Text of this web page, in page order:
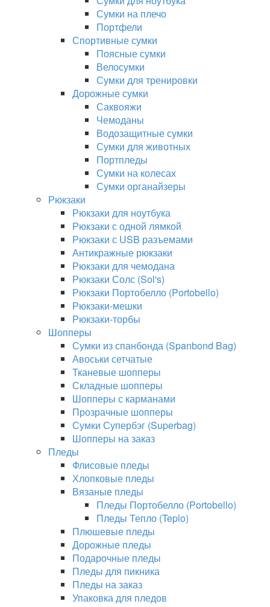
Сумки на плечо
Портфели
Спортивные сумки
Поясные сумки
Велосумки
Сумки для тренировки
Дорожные сумки
Саквояжи
Чемоданы
Водозащитные сумки
Сумки для животных
Портпледы
Сумки на колесах
Сумки органайзеры
Рюкзаки
Рюкзаки для ноутбука
Рюкзаки с одной лямкой
Рюкзаки с USB разъемами
Антикражные рюкзаки
Рюкзаки для чемодана
Рюкзаки Солс (Sol's)
Рюкзаки Портобелло (Portobello)
Рюкзаки-мешки
Рюкзаки-торбы
Шопперы
Сумки из спанбонда (Spanbond Bag)
Авоськи сетчатые
Тканевые шопперы
Складные шопперы
Шопперы с карманами
Прозрачные шопперы
Сумки Супербэг (Superbag)
Шопперы на заказ
Пледы
Флисовые пледы
Хлопковые пледы
Вязаные пледы
Пледы Портобелло (Portobello)
Пледы Тепло (Teplo)
Плюшевые пледы
Дорожные пледы
Подарочные пледы
Пледы для пикника
Пледы на заказ
Упаковка для пледов